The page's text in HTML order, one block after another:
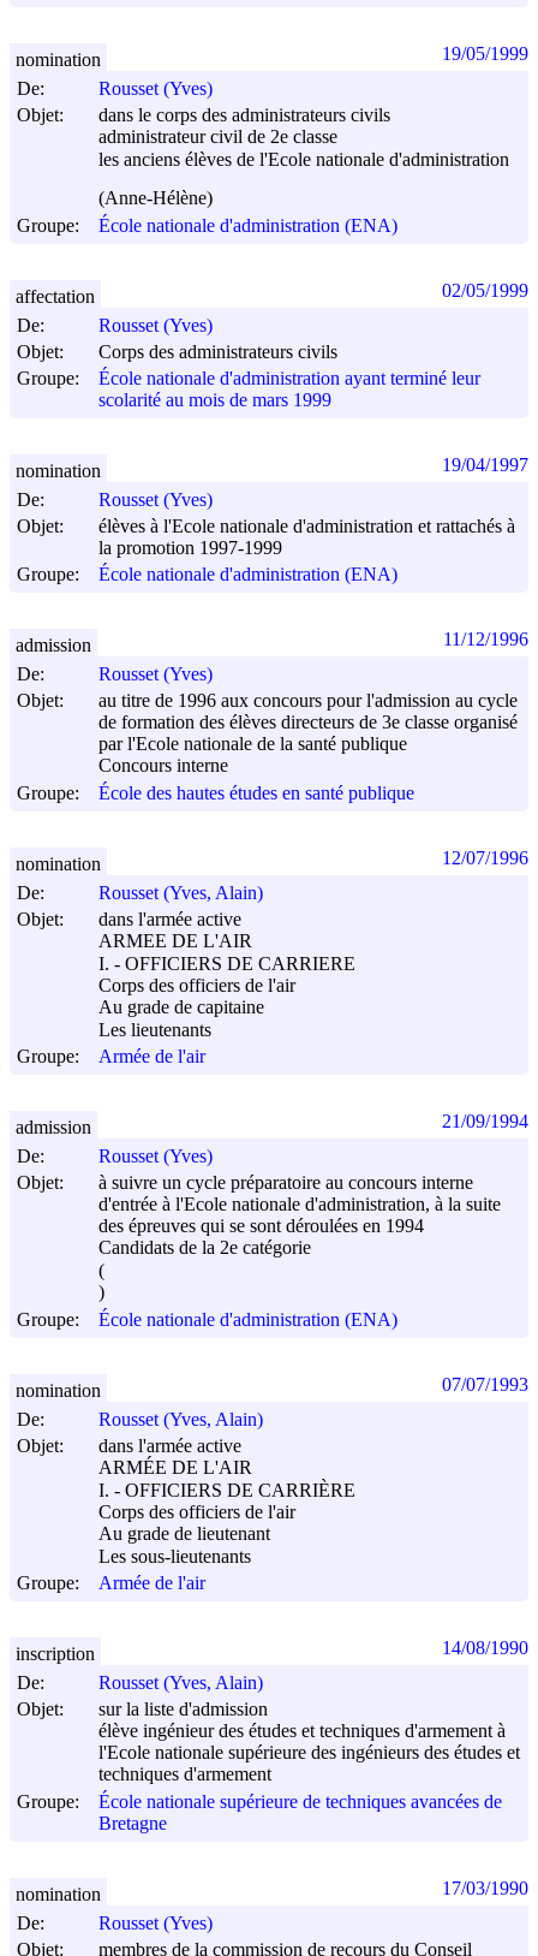
De:
Rousset (Yves)
Objet:
dans le corps des administrateurs civils
administrateur civil de 2e classe
les anciens élèves de l'Ecole nationale d'administration
(Anne-Hélène)
Groupe:
École nationale d'administration (ENA)
nomination 19/05/1999
De:
Rousset (Yves)
Objet:
Corps des administrateurs civils
Groupe:
École nationale d'administration ayant terminé leur
scolarité au mois de mars 1999
affectation 02/05/1999
De:
Rousset (Yves)
Objet:
élèves à l'Ecole nationale d'administration et rattachés à
la promotion 1997-1999
Groupe:
École nationale d'administration (ENA)
nomination 19/04/1997
De:
Rousset (Yves)
Objet:
au titre de 1996 aux concours pour l'admission au cycle
de formation des élèves directeurs de 3e classe organisé
par l'Ecole nationale de la santé publique
Concours interne
Groupe:
École des hautes études en santé publique
admission 11/12/1996
De:
Rousset (Yves, Alain)
Objet:
dans l'armée active
ARMEE DE L'AIR
I. - OFFICIERS DE CARRIERE
Corps des officiers de l'air
Au grade de capitaine
Les lieutenants
Groupe:
Armée de l'air
nomination 12/07/1996
De:
Rousset (Yves)
Objet:
à suivre un cycle préparatoire au concours interne
d'entrée à l'Ecole nationale d'administration, à la suite
des épreuves qui se sont déroulées en 1994
Candidats de la 2e catégorie
(
)
Groupe:
École nationale d'administration (ENA)
admission 21/09/1994
De:
Rousset (Yves, Alain)
Objet:
dans l'armée active
ARMÉE DE L'AIR
I. - OFFICIERS DE CARRIÈRE
Corps des officiers de l'air
Au grade de lieutenant
Les sous-lieutenants
Groupe:
Armée de l'air
nomination 07/07/1993
De:
Rousset (Yves, Alain)
Objet:
sur la liste d'admission
élève ingénieur des études et techniques d'armement à
l'Ecole nationale supérieure des ingénieurs des études et
techniques d'armement
Groupe:
École nationale supérieure de techniques avancées de
Bretagne
inscription 14/08/1990
De:
Rousset (Yves)
Objet:
membres de la commission de recours du Conseil
nomination 17/03/1990